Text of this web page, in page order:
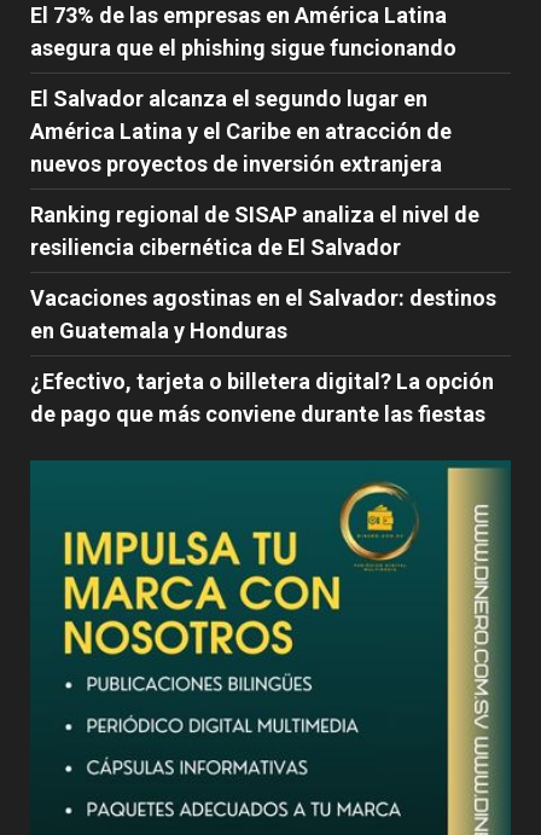
El 73% de las empresas en América Latina
asegura que el phishing sigue funcionando
El Salvador alcanza el segundo lugar en
América Latina y el Caribe en atracción de
nuevos proyectos de inversión extranjera
Ranking regional de SISAP analiza el nivel de
resiliencia cibernética de El Salvador
Vacaciones agostinas en el Salvador: destinos
en Guatemala y Honduras
¿Efectivo, tarjeta o billetera digital? La opción
de pago que más conviene durante las fiestas